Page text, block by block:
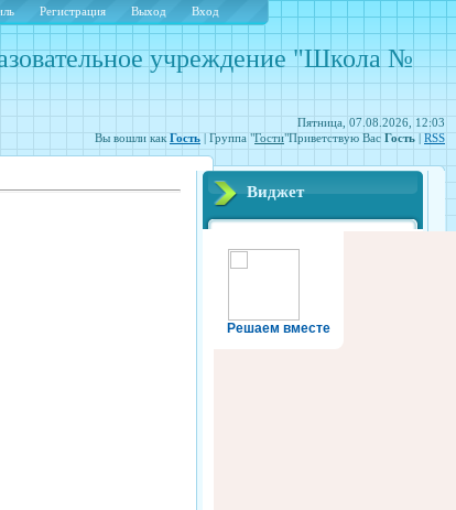
Пятница, 07.08.2026, 12:03
Вы вошли как Гость | Группа "Гости"Приветствую Вас Гость RSS
учреждение "Школа №
Регистрация Выход Вход
Виджет
Решаем вместе